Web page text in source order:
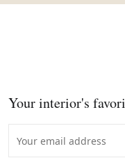
Your interior's